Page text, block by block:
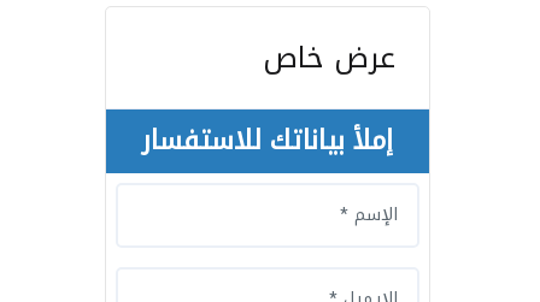
عرض خاص
إملأ بياناتك للاستفسار